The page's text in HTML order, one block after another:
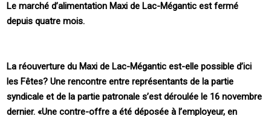
Le marché d’alimentation Maxi de Lac-Mégantic est fermé
depuis quatre mois.
La réouverture du Maxi de Lac-Mégantic est-elle possible d’ici
les Fêtes? Une rencontre entre représentants de la partie
syndicale et de la partie patronale s’est déroulée le 16 novembre
dernier. «Une contre-offre a été déposée à l’employeur, en